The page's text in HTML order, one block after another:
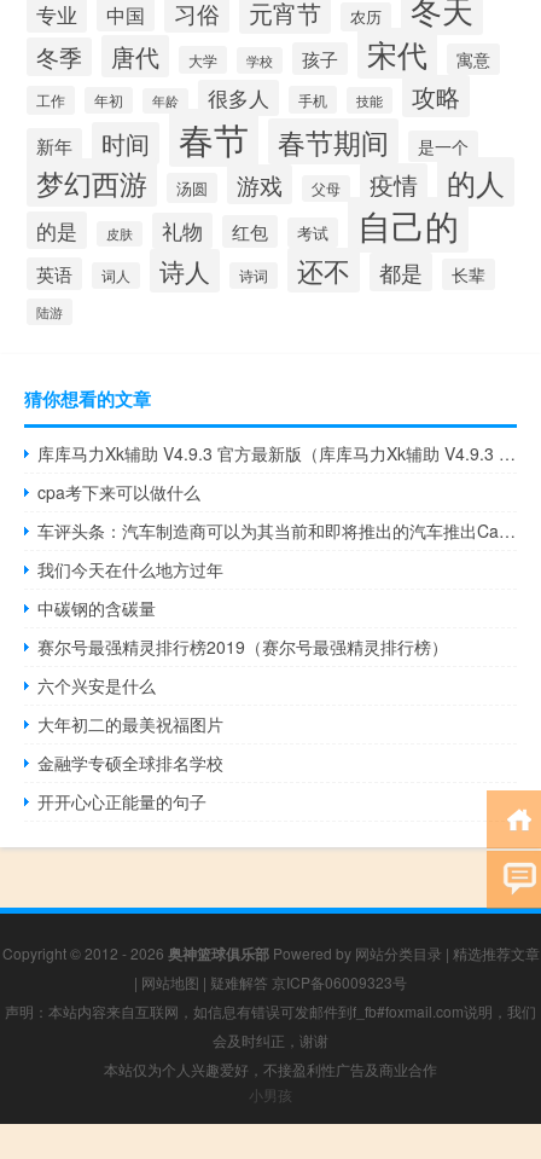
专业 中国 习俗 元宵节 农历
冬季 唐代 大学 学校 孩子 宋代 寓意
工作 年初 年龄 很多人 手机 技能 攻略
新年 时间 春节 春节期间 是一个
梦幻西游 汤圆 游戏 父母 疫情 的人
的是 皮肤 礼物 红包 考试 自己的
英语 词人 诗人 诗词 还不 都是 长辈
陆游
猜你想看的文章
库库马力Xk辅助 V4.9.3 官方最新版（库库马力Xk辅助 V4.9.3 官方最新版功能简介）
cpa考下来可以做什么
车评头条：汽车制造商可以为其当前和即将推出的汽车推出Camo和Dark版本
我们今天在什么地方过年
中碳钢的含碳量
赛尔号最强精灵排行榜2019（赛尔号最强精灵排行榜）
六个兴安是什么
大年初二的最美祝福图片
金融学专硕全球排名学校
开开心心正能量的句子
Copyright © 2012 - 2026 奥神篮球俱乐部Powered by 网站分类目录 | 精选推荐文章
| 网站地图 | 疑难解答 京ICP备06009323号
声明：本站内容来自互联网，如信息有错误可发邮件到f_fb#foxmail.com说明，我们
会及时纠正，谢谢
本站仅为个人兴趣爱好，不接盈利性广告及商业合作
小男孩